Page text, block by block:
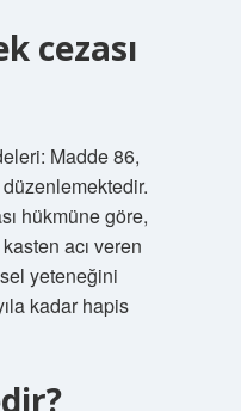
cezası
Madde 86,
hükmüne göre,
acı veren
yeteneğini
kadar hapis